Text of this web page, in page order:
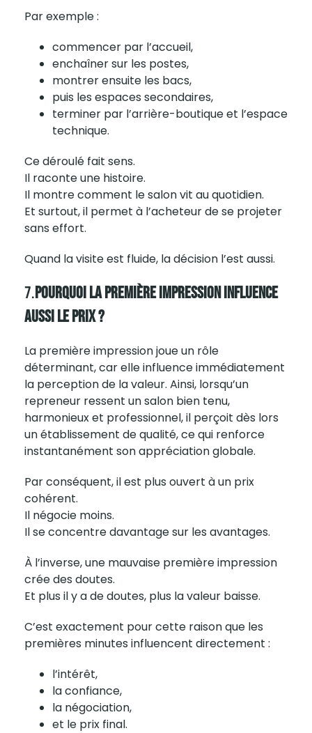
Par exemple :
commencer par l’accueil,
enchaîner sur les postes,
montrer ensuite les bacs,
puis les espaces secondaires,
terminer par l’arrière-boutique et l’espace
technique.
Ce déroulé fait sens.
Il raconte une histoire.
Il montre comment le salon vit au quotidien.
Et surtout, il permet à l’acheteur de se projeter
sans effort.
Quand la visite est fluide, la décision l’est aussi.
7.Pourquoi La Première Impression Influence
Aussi Le Prix ?
La premièreimpressionjoue un rôle
déterminant, car elle influence immédiatement
la perception de la valeur. Ainsi, lorsqu’un
repreneur ressent un salon bien tenu,
harmonieux et professionnel, il perçoit dès lors
un établissement de qualité, ce qui renforce
instantanément son appréciation globale.
Par conséquent, il est plus ouvert à un prix
cohérent.
Il négocie moins.
Il se concentre davantage sur les avantages.
À l’inverse, une mauvaise première impression
crée des doutes.
Et plus il y a de doutes, plus la valeur baisse.
C’est exactement pour cette raison que les
premières minutes influencent directement :
l’intérêt,
la confiance,
la négociation,
et le prix final.